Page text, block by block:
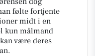
følte fortjente
midt i en
kun målmand
være deres